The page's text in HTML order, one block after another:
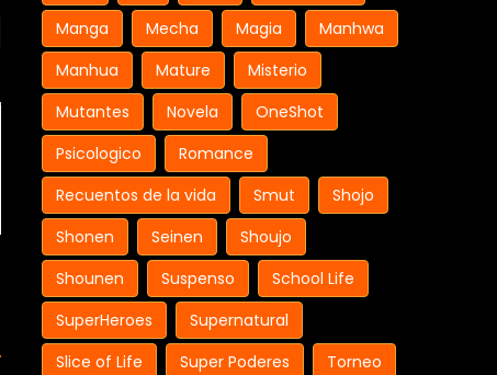
Manga
Mecha Magia
Manhwa
Manhua
Mature
Misterio
Mutantes
Novela
OneShot
Psicologico
Romance
Recuentos de la vida
Smut
Shojo
Shonen
Seinen
Shoujo
Shounen
Suspenso
School Life
SuperHeroes
Supernatural
Slice of Life
Super Poderes
Torneo